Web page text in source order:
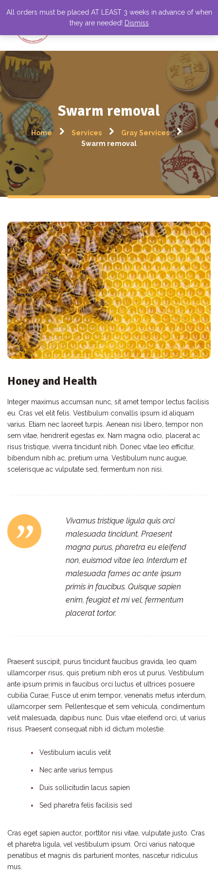
Swarm removal
Home Services
Gray Services
Swarm removal
Honey and Health
Integer maximus accumsan nunc, sit amet tempor lectus facilisis
eu. Cras vel elit felis. Vestibulum convallis ipsum id aliquam
varius. Etiam nec laoreet turpis. Aenean nisi libero, tempor non
sem vitae, hendrerit egestas ex. Nam magna odio, placerat ac
risus tristique, viverra tincidunt nibh. Donec vitae leo efficitur,
bibendum nibh ac, pretium urna. Vestibulum nunc augue,
scelerisque ac vulputate sed, fermentum non nisi.
Vivamus tristique ligula quis orci
malesuada tincidunt. Praesent
magna purus, pharetra eu eleifend
non, euismod vitae leo. Interdum et
malesuada fames ac ante ipsum
primis in faucibus. Quisque sapien
enim, feugiat et mi vel, fermentum
placerat tortor.
Praesent suscipit, purus tincidunt faucibus gravida, leo quam
ullamcorper risus, quis pretium nibh eros ut purus. Vestibulum
ante ipsum primis in faucibus orci luctus et ultrices posuere
cubilia Curae; Fusce ut enim tempor, venenatis metus interdum,
ullamcorper sem. Pellentesque et sem vehicula, condimentum
velit malesuada, dapibus nunc. Duis vitae eleifend orci, ut varius
risus. Praesent consequat nibh id dictum molestie.
Vestibulum iaculis velit
Nec ante varius tempus
Duis sollicitudin lacus sapien
Sed pharetra felis facilisis sed
Cras eget sapien auctor, porttitor nisi vitae, vulputate justo. Cras
et pharetra ligula, vel vestibulum ipsum. Orci varius natoque
penatibus et magnis dis parturient montes, nascetur ridiculus
mus.
All orders must be placed AT LEAST 3 weeks in advance of when
they are needed! Dismiss